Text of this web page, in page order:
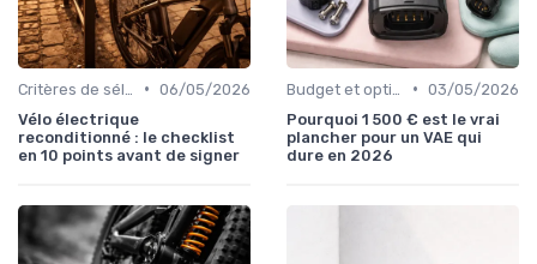
• 06/05/2026
Vélo électrique
reconditionné : le checklist
en 10 points avant de signer
• 03/05/2026
Pourquoi 1 500 € est le vrai
plancher pour un VAE qui
dure en 2026